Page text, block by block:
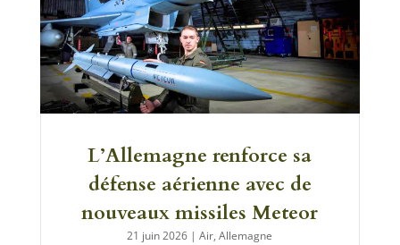
L’Allemagne renforce sa
défense aérienne avec de
nouveaux missiles Meteor
21 juin 2026 |Air,Allemagne